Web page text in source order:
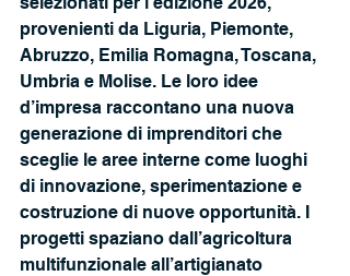
provenienti da Liguria, Piemonte,
Abruzzo, Emilia Romagna, Toscana,
Umbria e Molise. Le loro idee
d’impresa raccontano una nuova
generazione di imprenditori che
sceglie le aree interne come luoghi
di innovazione, sperimentazione e
costruzione di nuove opportunità. I
progetti spaziano dall’agricoltura
multifunzionale all’artigianato